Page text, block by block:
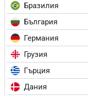
Бразилия
България
Германия
Грузия
Гърция
Дания